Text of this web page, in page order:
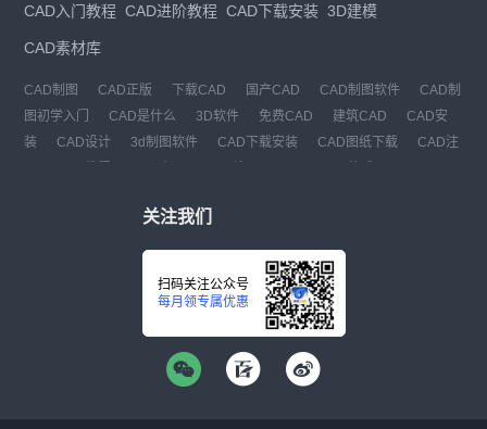
CAD入门教程 CAD进阶教程 CAD下载安装 3D建模
CAD素材库
CAD制图 CAD正版 下载CAD 国产CAD CAD制图软件
CAD制
图初学入门
CAD是什么 3D软件 免费CAD 建筑CAD
CAD安
装
CAD设计 3d制图软件 CAD下载安装 CAD图纸下载
CAD注
关注我们
扫码关注公众号
每月领专属优惠